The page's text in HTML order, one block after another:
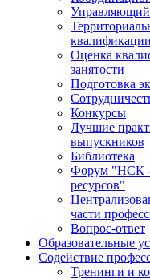
Управляющий
квалификации
Оценка
занятости
Подготовка
Конкурсы
Лучшие
выпускников
Библиотека
Форум "НСК -
ресурсов"
части
Вопрос-ответ
Образовательные
Содействие
Тренинги и